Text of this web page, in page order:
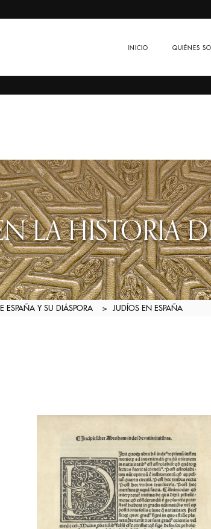
INICIO QUIÉNES
LA HISTORIA
ESPAÑA Y SU DIÁSPORA > JUDÍOS EN ESPAÑA